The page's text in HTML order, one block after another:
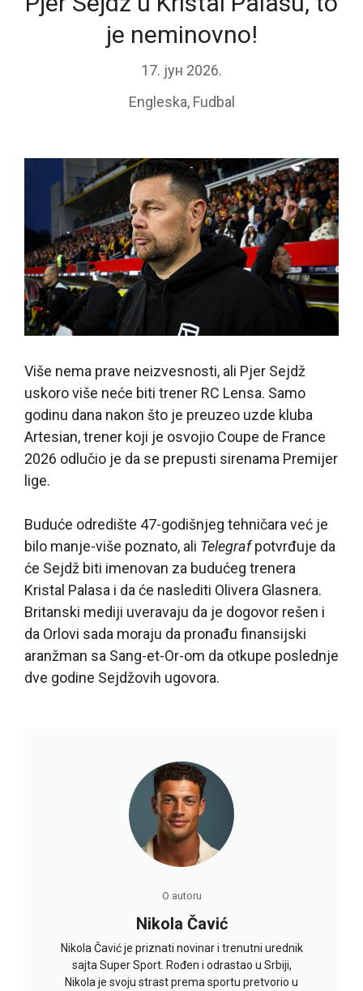
je neminovno!
17. јун 2026.
Engleska, Fudbal
Više nema prave neizvesnosti, ali Pjer Sejdž
uskoro više neće biti trener RC Lensa. Samo
godinu dana nakon što je preuzeo uzde kluba
Artesian, trener koji je osvojio Coupe de France
2026 odlučio je da se prepusti sirenama Premijer
lige.
Buduće odredište 47-godišnjeg tehničara već je
bilo manje-više poznato, ali Telegrafpotvrđuje da
će Sejdž biti imenovan za budućeg trenera
Kristal Palasa i da će naslediti Olivera Glasnera.
Britanski mediji uveravaju da je dogovor rešen i
da Orlovi sada moraju da pronađu finansijski
aranžman sa Sang-et-Or-om da otkupe poslednje
dve godine Sejdžovih ugovora.
O autoru
Nikola Čavić
Nikola Čavić je priznati novinar i trenutni urednik
sajta Super Sport. Rođen i odrastao u Srbiji,
Nikola je svoju strast prema sportu pretvorio u